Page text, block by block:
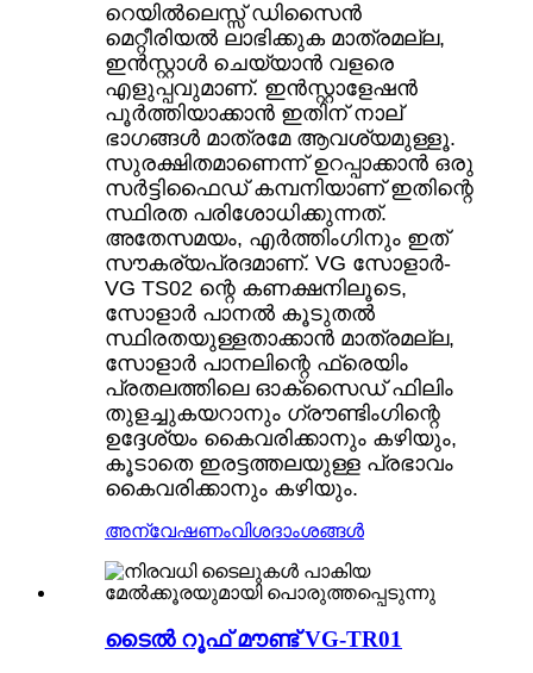
റെയിൽലെസ്സ് ഡിസൈൻ
മെറ്റീരിയൽ ലാഭിക്കുക മാത്രമല്ല,
ഇൻസ്റ്റാൾ ചെയ്യാൻ വളരെ
എളുപ്പവുമാണ്. ഇൻസ്റ്റാളേഷൻ
പൂർത്തിയാക്കാൻ ഇതിന് നാല്
ഭാഗങ്ങൾ മാത്രമേ ആവശ്യമുള്ളൂ.
സുരക്ഷിതമാണെന്ന് ഉറപ്പാക്കാൻ ഒരു
സർട്ടിഫൈഡ് കമ്പനിയാണ് ഇതിന്റെ
സ്ഥിരത പരിശോധിക്കുന്നത്.
അതേസമയം, എർത്തിംഗിനും ഇത്
സൗകര്യപ്രദമാണ്. VG സോളാർ-
VG TS02 ന്റെ കണക്ഷനിലൂടെ,
സോളാർ പാനൽ കൂടുതൽ
സ്ഥിരതയുള്ളതാക്കാൻ മാത്രമല്ല,
സോളാർ പാനലിന്റെ ഫ്രെയിം
പ്രതലത്തിലെ ഓക്സൈഡ് ഫിലിം
തുളച്ചുകയറാനും ഗ്രൗണ്ടിംഗിന്റെ
ഉദ്ദേശ്യം കൈവരിക്കാനും കഴിയും,
കൂടാതെ ഇരട്ടത്തലയുള്ള പ്രഭാവം
കൈവരിക്കാനും കഴിയും.
അന്വേഷണംവിശദാംശങ്ങൾ
ടൈൽ റൂഫ് മൗണ്ട് VG-TR01